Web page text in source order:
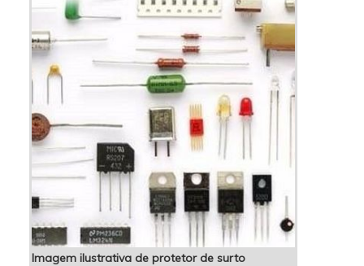
Imagem ilustrativa de protetor de surto